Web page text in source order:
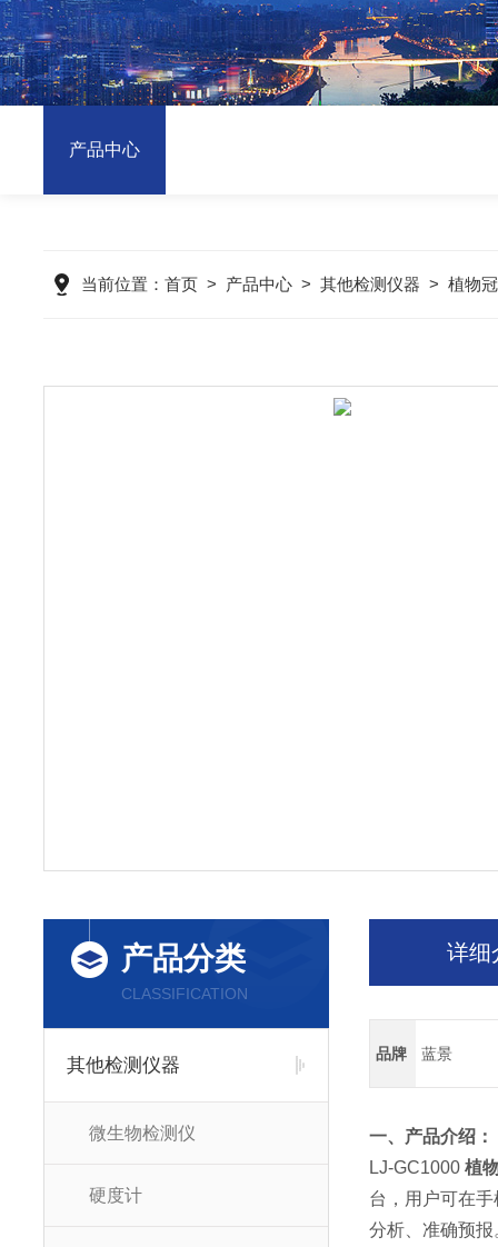
产品中心
当前位置： 首页 > 产品中心 > 其他检测仪器 > 植物
产品分类
CLASSIFICATION
其他检测仪器
微生物检测仪
硬度计
详细
品牌 蓝景
一、产品介绍：
LJ-GC1000植
台，用户可在
分析、准确预报